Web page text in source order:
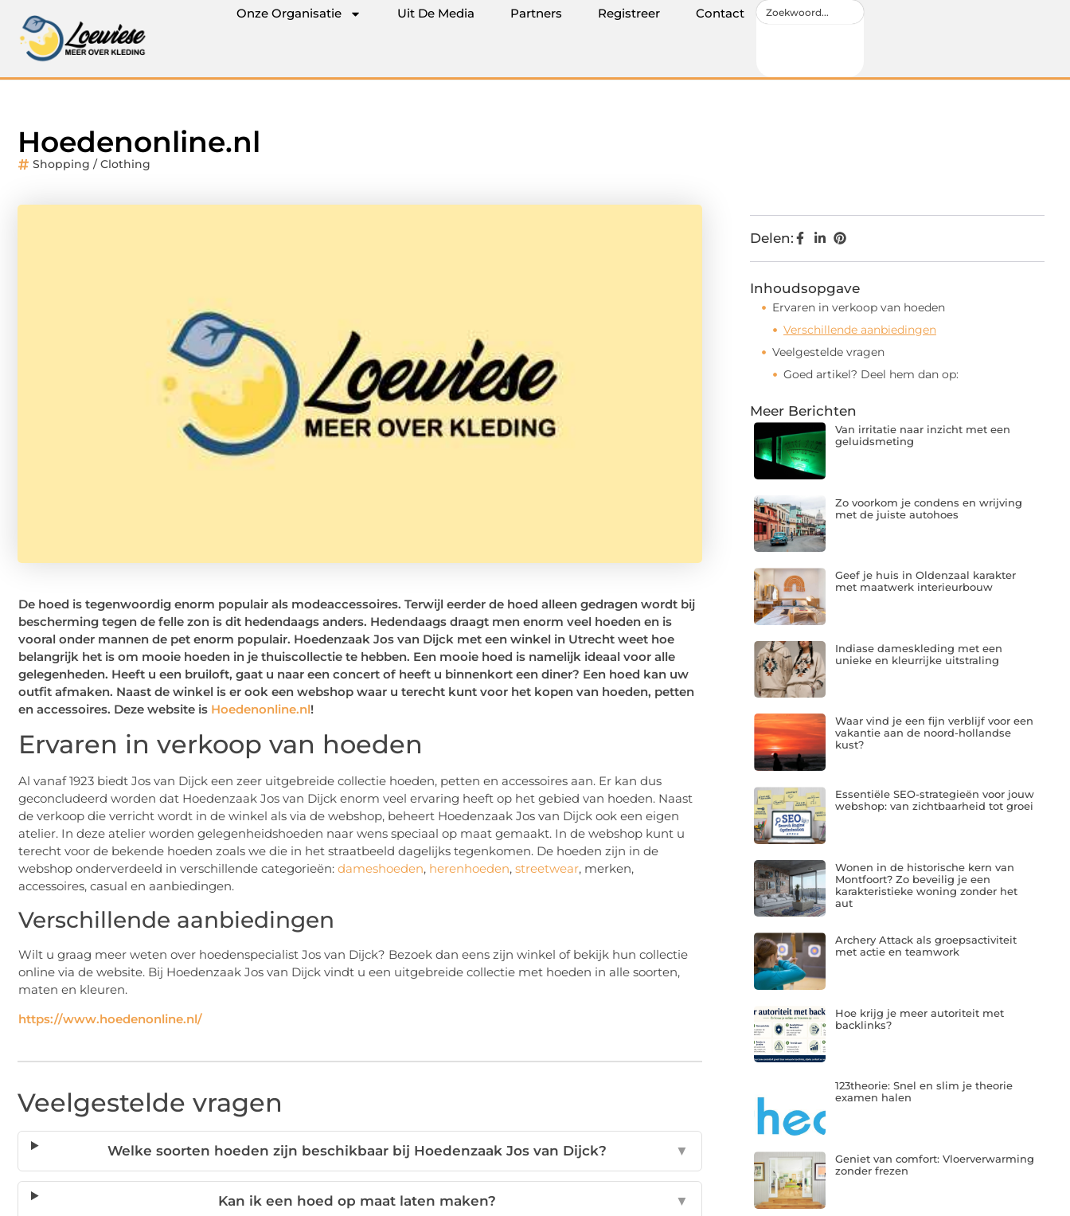
Onze Organisatie Uit De Media Partners Registreer Contact
Hoedenonline.nl
Shopping / Clothing
De hoed is tegenwoordig enorm populair als modeaccessoires. Terwijl eerder de hoed alleen gedragen wordt bij
bescherming tegen de felle zon is dit hedendaags anders. Hedendaags draagt men enorm veel hoeden en is
vooral onder mannen de pet enorm populair. Hoedenzaak Jos van Dijck met een winkel in Utrecht weet hoe
belangrijk het is om mooie hoeden in je thuiscollectie te hebben. Een mooie hoed is namelijk ideaal voor alle
gelegenheden. Heeft u een bruiloft, gaat u naar een concert of heeft u binnenkort een diner? Een hoed kan uw
outfit afmaken. Naast de winkel is er ook een webshop waar u terecht kunt voor het kopen van hoeden, petten
en accessoires. Deze website is Hoedenonline.nl!
Ervaren in verkoop van hoeden
Al vanaf 1923 biedt Jos van Dijck een zeer uitgebreide collectie hoeden, petten en accessoires aan. Er kan dus
geconcludeerd worden dat Hoedenzaak Jos van Dijck enorm veel ervaring heeft op het gebied van hoeden. Naast
de verkoop die verricht wordt in de winkel als via de webshop, beheert Hoedenzaak Jos van Dijck ook een eigen
atelier. In deze atelier worden gelegenheidshoeden naar wens speciaal op maat gemaakt. In de webshop kunt u
terecht voor de bekende hoeden zoals we die in het straatbeeld dagelijks tegenkomen. De hoeden zijn in de
webshop onderverdeeld in verschillende categorieën: dameshoeden, herenhoeden, streetwear, merken,
accessoires, casual en aanbiedingen.
Verschillende aanbiedingen
Wilt u graag meer weten over hoedenspecialist Jos van Dijck? Bezoek dan eens zijn winkel of bekijk hun collectie
online via de website. Bij Hoedenzaak Jos van Dijck vindt u een uitgebreide collectie met hoeden in alle soorten,
maten en kleuren.
https://www.hoedenonline.nl/
Veelgestelde vragen
Welke soorten hoeden zijn beschikbaar bij Hoedenzaak Jos van Dijck? ▼
Kan ik een hoed op maat laten maken? ▼
Delen:
Inhoudsopgave
Ervaren in verkoop van hoeden
Verschillende aanbiedingen
Veelgestelde vragen
Goed artikel? Deel hem dan op:
Meer Berichten
Van irritatie naar inzicht met een
geluidsmeting
Zo voorkom je condens en wrijving
met de juiste autohoes
Geef je huis in Oldenzaal karakter
met maatwerk interieurbouw
Indiase dameskleding met een
unieke en kleurrijke uitstraling
Waar vind je een fijn verblijf voor een
vakantie aan de noord-hollandse
kust?
Essentiële SEO-strategieën voor jouw
webshop: van zichtbaarheid tot groei
Wonen in de historische kern van
Montfoort? Zo beveilig je een
karakteristieke woning zonder het
aut
Archery Attack als groepsactiviteit
met actie en teamwork
Hoe krijg je meer autoriteit met
backlinks?
123theorie: Snel en slim je theorie
examen halen
Geniet van comfort: Vloerverwarming
zonder frezen